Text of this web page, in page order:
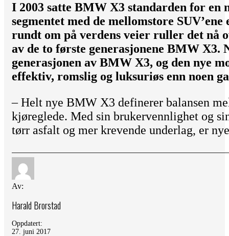
I 2003 satte BMW X3 standarden for en
segmentet med de mellomstore
rundt om på verdens veier ruller det nå
av de to første generasjonene BMW X3.
generasjonen av BMW X3, og den nye
effektiv, romslig og luksuriøs enn noen
– Helt nye BMW X3 definerer balansen
kjøreglede. Med sin brukervennlighet og
tørr asfalt og mer krevende underlag, er
Av:
Harald Brorstad
Oppdatert:
27. juni 2017